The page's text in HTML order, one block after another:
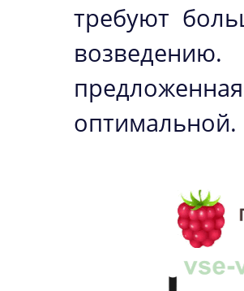
требуют
оптимальной.